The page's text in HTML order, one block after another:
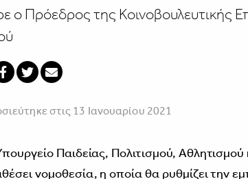
ο Πρόεδρος της Κοινοβουλευτικής
στις 13 Ιανουαρίου 2021
Παιδείας, Πολιτισμού,
νομοθεσία, η οποία θα ρυθμίζει την